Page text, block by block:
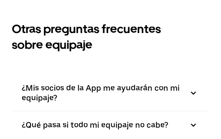
Otras preguntas frecuentes
sobre equipaje
¿Mis socios de la App me ayudarán con mi
equipaje?
¿Qué pasa si todo mi equipaje no cabe?